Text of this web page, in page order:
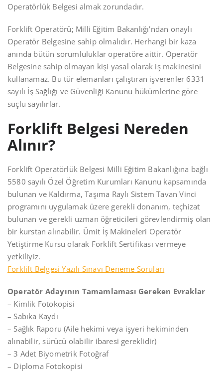
Operatörlük Belgesi almak zorundadır.
Forklift Operatörü; Milli Eğitim Bakanlığı’ndan onaylı
Operatör Belgesine sahip olmalıdır. Herhangi bir kaza
anında bütün sorumluluklar operatöre aittir. Operatör
Belgesine sahip olmayan kişi yasal olarak iş makinesini
kullanamaz. Bu tür elemanları çalıştıran işverenler 6331
sayılı İş Sağlığı ve Güvenliği Kanunu hükümlerine göre
suçlu sayılırlar.
Forklift Belgesi Nereden
Alınır?
Forklift Operatörlük Belgesi Milli Eğitim Bakanlığına bağlı
5580 sayılı Özel Öğretim Kurumları Kanunu kapsamında
bulunan ve Kaldırma, Taşıma Raylı Sistem Tavan Vinci
programını uygulamak üzere gerekli donanım, teçhizat
bulunan ve gerekli uzman öğreticileri görevlendirmiş olan
bir kurstan alınabilir. Ümit İş Makineleri Operatör
Yetiştirme Kursu olarak Forklift Sertifikası vermeye
yetkiliyiz.
Forklift Belgesi Yazılı Sınavı Deneme Soruları
Operatör Adayının Tamamlaması Gereken Evraklar
– Kimlik Fotokopisi
– Sabıka Kaydı
– Sağlık Raporu (Aile hekimi veya işyeri hekiminden
alınabilir, sürücü olabilir ibaresi gereklidir)
– 3 Adet Biyometrik Fotoğraf
– Diploma Fotokopisi